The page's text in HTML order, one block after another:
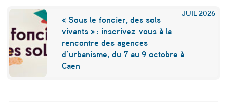
e
u
n
e
f
JUIL 2026
« Sous le foncier, des sols
vivants » : inscrivez-vous à la
rencontre des agences
d’urbanisme, du 7 au 9 octobre à
Caen